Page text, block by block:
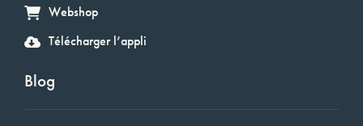
Webshop
Télécharger l’appli
Blog